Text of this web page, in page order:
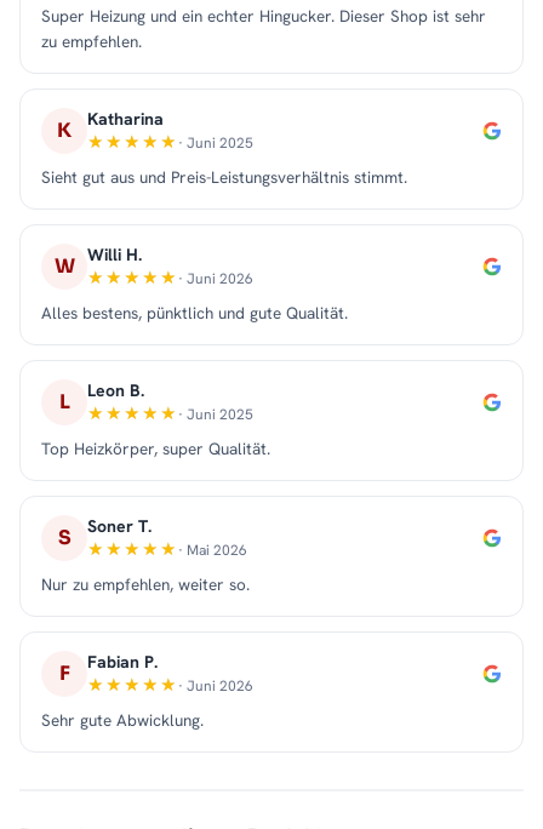
Super Heizung und ein echter Hingucker. Dieser Shop ist sehr
zu empfehlen.
K Katharina
· Juni 2025
Sieht gut aus und Preis-Leistungsverhältnis stimmt.
W Willi H.
· Juni 2026
Alles bestens, pünktlich und gute Qualität.
L Leon B.
· Juni 2025
Top Heizkörper, super Qualität.
S Soner T.
· Mai 2026
Nur zu empfehlen, weiter so.
F Fabian P.
· Juni 2026
Sehr gute Abwicklung.